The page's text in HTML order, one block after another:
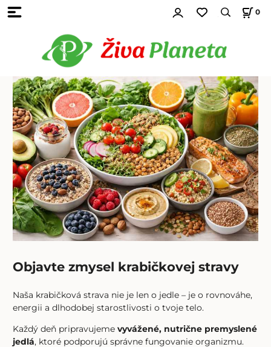
0
Objavte zmysel krabičkovej stravy
Naša krabičková strava nie je len o jedle – je o rovnováhe,
energii a dlhodobej starostlivosti o tvoje telo.
Každý deň pripravujeme vyvážené, nutrične premyslené
jedlá, ktoré podporujú správne fungovanie organizmu.